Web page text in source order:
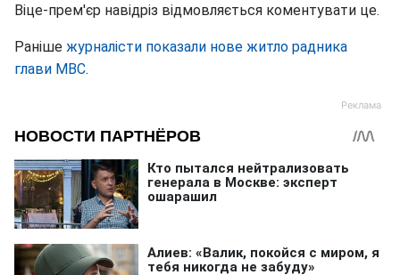
Віце-прем'єр навідріз відмовляється коментувати це.
Раніше журналісти показали нове житло радника
глави МВС.